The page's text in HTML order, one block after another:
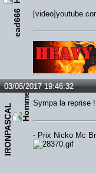
ead666
Lien :http://
03/05/2017 19:46:32
IRONPASCAL Sympa la reprise
- Prix Nicko Mc